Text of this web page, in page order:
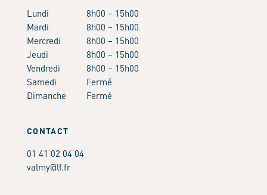
Lundi
8h00 – 15h00
Mardi
8h00 – 15h00
Mercredi
8h00 – 15h00
Jeudi
8h00 – 15h00
Vendredi
8h00 – 15h00
Samedi
Fermé
Dimanche
Fermé
CONTACT
01 41 02 04 04
valmy@lf.fr